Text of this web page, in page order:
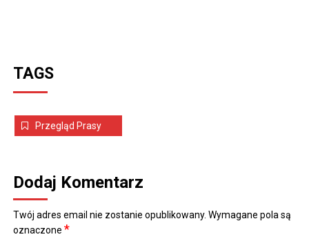
TAGS
Przegląd Prasy
Dodaj Komentarz
Twój adres email nie zostanie opublikowany. Wymagane pola są
oznaczone*